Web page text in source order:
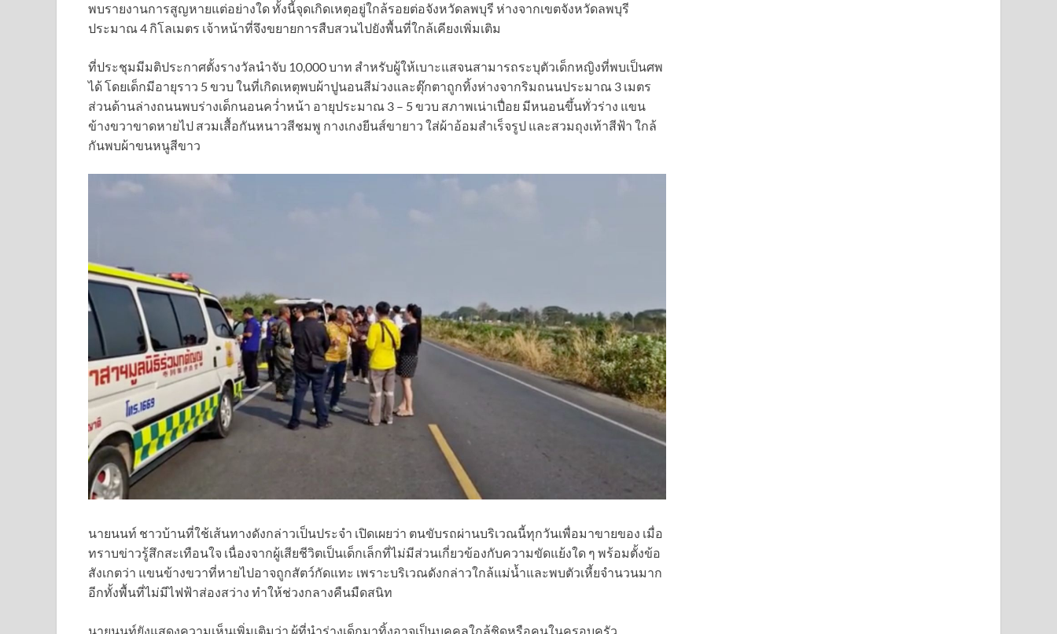
พบรายงานการสูญหายแต่อย่างใด ทั้งนี้จุดเกิดเหตุอยู่ใกล้รอยต่อจังหวัดลพบุรี ห่างจากเขตจังหวัดลพบุรี
ประมาณ 4 กิโลเมตร เจ้าหน้าที่จึงขยายการสืบสวนไปยังพื้นที่ใกล้เคียงเพิ่มเติม
ที่ประชุมมีมติประกาศตั้งรางวัลนำจับ 10,000 บาท สำหรับผู้ให้เบาะแสจนสามารถระบุตัวเด็กหญิงที่พบเป็นศพ
ได้ โดยเด็กมีอายุราว 5 ขวบ ในที่เกิดเหตุพบผ้าปูนอนสีม่วงและตุ๊กตาถูกทิ้งห่างจากริมถนนประมาณ 3 เมตร
ส่วนด้านล่างถนนพบร่างเด็กนอนคว่ำหน้า อายุประมาณ 3 – 5 ขวบ สภาพเน่าเปื่อย มีหนอนขึ้นทั่วร่าง แขน
ข้างขวาขาดหายไป สวมเสื้อกันหนาวสีชมพู กางเกงยีนส์ขายาว ใส่ผ้าอ้อมสำเร็จรูป และสวมถุงเท้าสีฟ้า ใกล้
กันพบผ้าขนหนูสีขาว
นายนนท์ ชาวบ้านที่ใช้เส้นทางดังกล่าวเป็นประจำ เปิดเผยว่า ตนขับรถผ่านบริเวณนี้ทุกวันเพื่อมาขายของ เมื่อ
ทราบข่าวรู้สึกสะเทือนใจ เนื่องจากผู้เสียชีวิตเป็นเด็กเล็กที่ไม่มีส่วนเกี่ยวข้องกับความขัดแย้งใด ๆ พร้อมตั้งข้อ
สังเกตว่า แขนข้างขวาที่หายไปอาจถูกสัตว์กัดแทะ เพราะบริเวณดังกล่าวใกล้แม่น้ำและพบตัวเหี้ยจำนวนมาก
อีกทั้งพื้นที่ไม่มีไฟฟ้าส่องสว่าง ทำให้ช่วงกลางคืนมืดสนิท
นายนนท์ยังแสดงความเห็นเพิ่มเติมว่า ผู้ที่นำร่างเด็กมาทิ้งอาจเป็นบุคคลใกล้ชิดหรือคนในครอบครัว